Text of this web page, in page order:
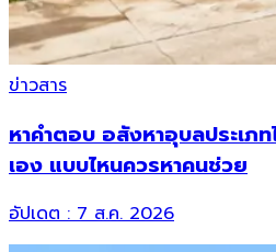
ข่าวสาร
หาคำตอบ อสังหาอุบลประเภ
เอง แบบไหนควรหาคนช่วย
อัปเดต :7 ส.ค. 2026